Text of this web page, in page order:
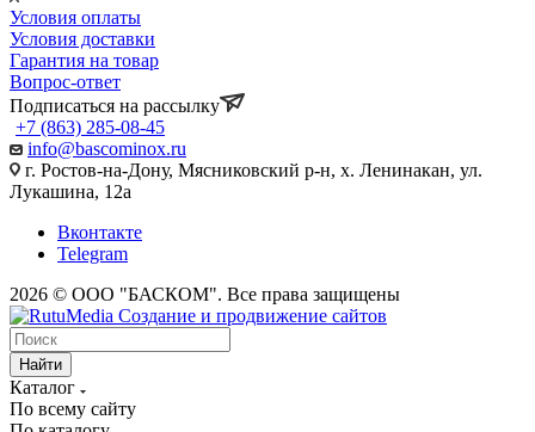
Условия оплаты
Условия доставки
Гарантия на товар
Вопрос-ответ
Подписаться на рассылку
+7 (863) 285-08-45
info@bascominox.ru
г. Ростов-на-Дону, Мясниковский р-н, х. Ленинакан, ул.
Лукашина, 12а
Вконтакте
Telegram
2026 © ООО "БАСКОМ". Все права защищены
Найти
Каталог
По всему сайту